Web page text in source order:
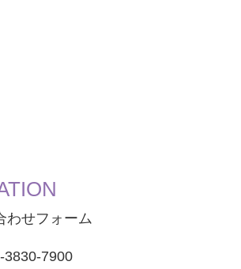
わせフォーム
3830-7900